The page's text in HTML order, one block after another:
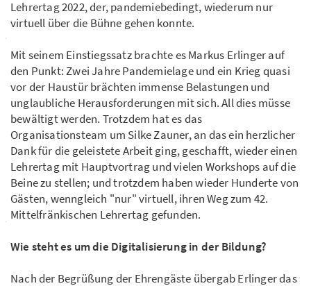
Lehrertag 2022, der, pandemiebedingt, wiederum nur
virtuell über die Bühne gehen konnte.
Mit seinem Einstiegssatz brachte es Markus Erlinger auf
den Punkt: Zwei Jahre Pandemielage und ein Krieg quasi
vor der Haustür brächten immense Belastungen und
unglaubliche Herausforderungen mit sich. All dies müsse
bewältigt werden. Trotzdem hat es das
Organisationsteam um Silke Zauner, an das ein herzlicher
Dank für die geleistete Arbeit ging, geschafft, wieder einen
Lehrertag mit Hauptvortrag und vielen Workshops auf die
Beine zu stellen; und trotzdem haben wieder Hunderte von
Gästen, wenngleich "nur" virtuell, ihren Weg zum 42.
Mittelfränkischen Lehrertag gefunden.
Wie steht es um die Digitalisierung in der Bildung?
Nach der Begrüßung der Ehrengäste übergab Erlinger das